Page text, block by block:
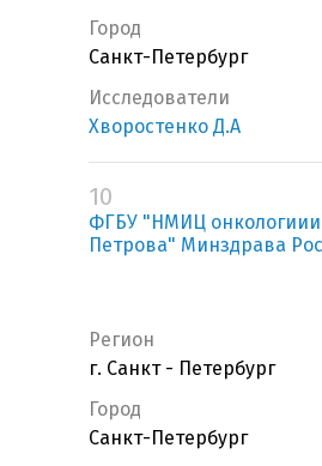
Город
Санкт-Петербург
Исследователи
Хворостенко Д.А
10
ФГБУ "НМИЦ
Петрова" Минздрава
Регион
г. Санкт - Петербург
Город
Санкт-Петербург